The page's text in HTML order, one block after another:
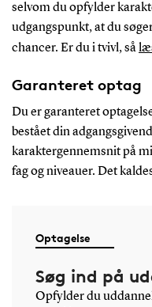
selvom du opfylder
udgangspunkt, at du
chancer. Er du i tvivl, så
Garanteret optag
Du er garanteret
bestået din
karaktergennemsnit på
fag og niveauer. Det
Optagelse
Søg ind på
Opfylder du